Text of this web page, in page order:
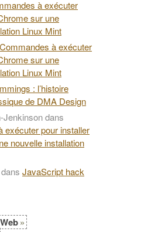
à exécuter
sur une
Linux Mint
Commandes à exécuter
sur une
Linux Mint
: l’histoire
de DMA Design
Jenkinsondans
exécuter pour installer
nouvelle installation
dans JavaScript hack